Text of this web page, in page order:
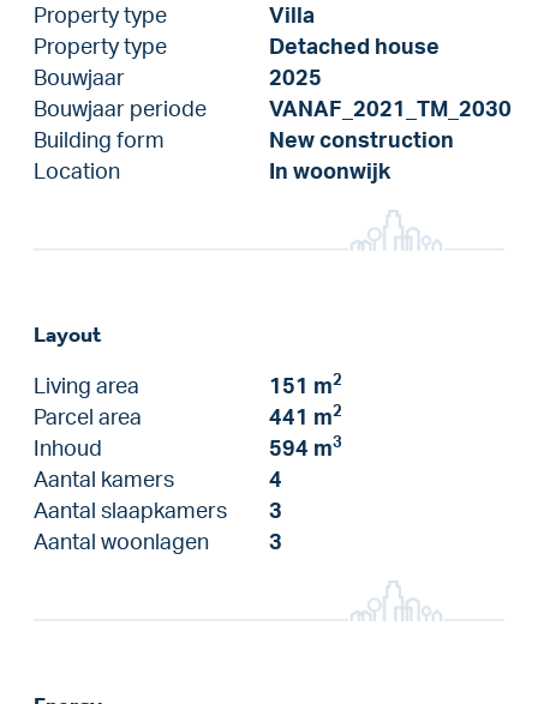
Property type
Villa
Property type
Detached house
Bouwjaar
2025
Bouwjaar periode
VANAF_2021_TM_2030
Building form
New construction
Location
In woonwijk
Layout
Living area 151 m2
Parcel area 441 m2
Inhoud 594 m3
Aantal kamers
4
Aantal slaapkamers
3
Aantal woonlagen
3